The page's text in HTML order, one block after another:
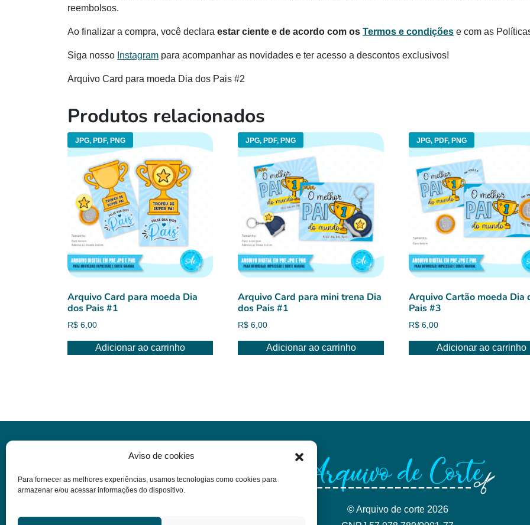
Aviso de cookies
Para fornecer as melhores experiências, usamos tecnologias como cookies para
armazenar e/ou acessar informações do dispositivo.
reembolsos.
Ao finalizar a compra, você declara estar ciente e de acordo com os Termos e condições e com as
Siga nosso Instagram para acompanhar as novidades e ter acesso a descontos exclusivos!
Arquivo Card para moeda Dia dos Pais #2
Produtos relacionados
JPG, PDF, PNG
Arquivo Card para moeda Dia
dos Pais #1
R$ 6,00
Adicionar ao carrinho
JPG, PDF, PNG
Arquivo Card para mini trena Dia
dos Pais #1
R$ 6,00
Adicionar ao carrinho
JPG, PDF, PNG
Arquivo Cartão moeda Dia
Pais #3
R$6,00
Adicionar ao carrinho
Informações
Dúvidas
Política de privacidade
© Arquivo de corte 2026